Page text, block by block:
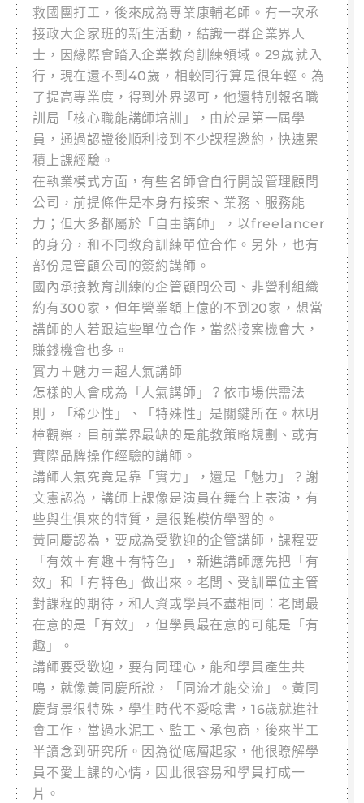
救國團打工，後來成為專業康輔老師。有一次承
接政大企家班的新生活動，結識一群企業界人
士，因緣際會踏入企業教育訓練領域。29歲就入
行，現在還不到40歲，相較同行算是很年輕。為
了提高專業度，得到外界認可，他還特別報名職
訓局「核心職能講師培訓」，由於是第一屆學
員，通過認證後順利接到不少課程邀約，快速累
積上課經驗。
在執業模式方面，有些名師會自行開設管理顧問
公司，前提條件是本身有接案、業務、服務能
力；但大多都屬於「自由講師」，以freelancer
的身分，和不同教育訓練單位合作。另外，也有
部份是管顧公司的簽約講師。
國內承接教育訓練的企管顧問公司、非營利組織
約有300家，但年營業額上億的不到20家，想當
講師的人若跟這些單位合作，當然接案機會大，
賺錢機會也多。
實力＋魅力＝超人氣講師
怎樣的人會成為「人氣講師」？依市場供需法
則，「稀少性」、「特殊性」是關鍵所在。林明
樟觀察，目前業界最缺的是能教策略規劃、或有
實際品牌操作經驗的講師。
講師人氣究竟是靠「實力」，還是「魅力」？謝
文憲認為，講師上課像是演員在舞台上表演，有
些與生俱來的特質，是很難模仿學習的。
黃同慶認為，要成為受歡迎的企管講師，課程要
「有效＋有趣＋有特色」，新進講師應先把「有
效」和「有特色」做出來。老闆、受訓單位主管
對課程的期待，和人資或學員不盡相同：老闆最
在意的是「有效」，但學員最在意的可能是「有
趣」。
講師要受歡迎，要有同理心，能和學員產生共
鳴，就像黃同慶所說，「同流才能交流」。黃同
慶背景很特殊，學生時代不愛唸書，16歲就進社
會工作，當過水泥工、監工、承包商，後來半工
半讀念到研究所。因為從底層起家，他很瞭解學
員不愛上課的心情，因此很容易和學員打成一
片。